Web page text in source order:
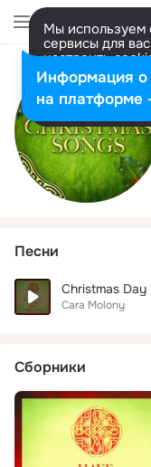
Мы используем
сервисы для
настроить
представитель.
Разрешить все
Песни
Christmas Day
Cara Molony
Сборники
Информация о
на платформе